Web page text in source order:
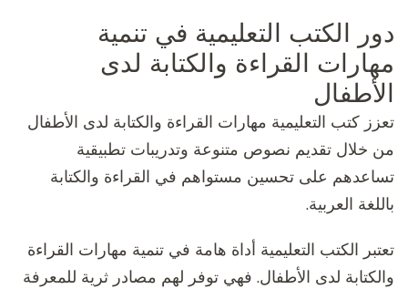
دور الكتب التعليمية في تنمية
مهارات القراءة والكتابة لدى
الأطفال
تعزز كتب التعليمية مهارات القراءة والكتابة لدى الأطفال
من خلال تقديم نصوص متنوعة وتدريبات تطبيقية
تساعدهم على تحسين مستواهم في القراءة والكتابة
باللغة العربية.
تعتبر الكتب التعليمية أداة هامة في تنمية مهارات القراءة
والكتابة لدى الأطفال. فهي توفر لهم مصادر ثرية للمعرفة